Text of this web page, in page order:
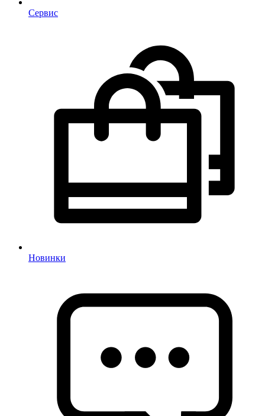
Сервис
Новинки